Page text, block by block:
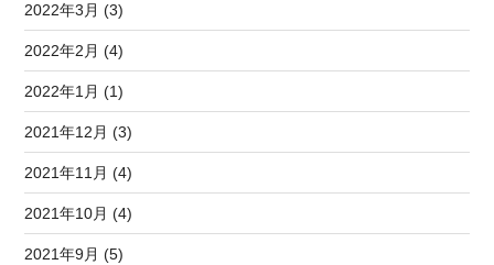
2022年3月 (3)
2022年2月 (4)
2022年1月 (1)
2021年12月 (3)
2021年11月 (4)
2021年10月 (4)
2021年9月 (5)